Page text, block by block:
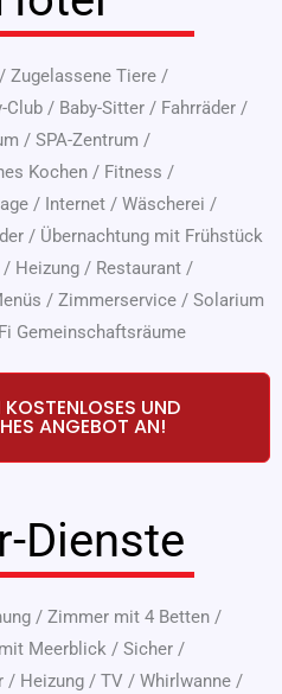
/ Zugelassene Tiere /
Club / Baby-Sitter / Fahrräder /
/ SPA-Zentrum /
Kochen / Fitness /
/ Internet / Wäscherei /
/ Übernachtung mit Frühstück
/ Heizung / Restaurant /
/ Zimmerservice / Solarium
Gemeinschaftsräume
KOSTENLOSES UND
ANGEBOT AN!
Dienste
/ Zimmer mit 4 Betten /
Meerblick / Sicher /
/ Heizung / TV / Whirlwanne /